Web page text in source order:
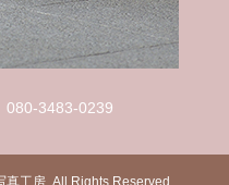
080-3483-0239